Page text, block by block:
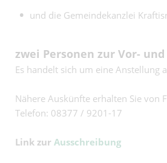
und die Gemeindekanzlei
zwei Personen zur Vor-
Es handelt sich um eine Anstellung
Nähere Auskünfte erhalten Sie von
Telefon: 08377 / 9201-17
Link zur Ausschreibung